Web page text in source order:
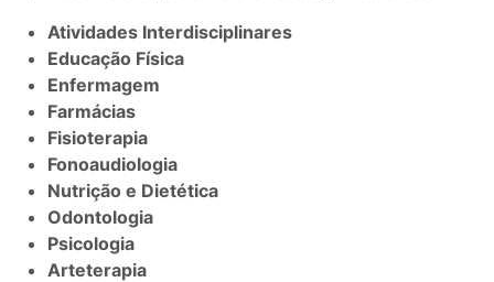
Atividades Interdisciplinares
Educação Física
Enfermagem
Farmácias
Fisioterapia
Fonoaudiologia
Nutrição e Dietética
Odontologia
Psicologia
Arteterapia